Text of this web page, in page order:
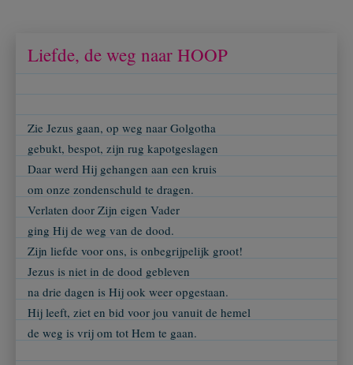
Liefde, de weg naar HOOP
Zie Jezus gaan, op weg naar Golgotha
gebukt, bespot, zijn rug kapotgeslagen
Daar werd Hij gehangen aan een kruis
om onze zondenschuld te dragen.
Verlaten door Zijn eigen Vader
ging Hij de weg van de dood.
Zijn liefde voor ons, is onbegrijpelijk groot!
Jezus is niet in de dood gebleven
na drie dagen is Hij ook weer opgestaan.
Hij leeft, ziet en bid voor jou vanuit de hemel
de weg is vrij om tot Hem te gaan.